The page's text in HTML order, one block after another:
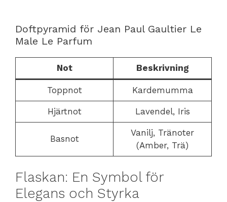
Doftpyramid för Jean Paul Gaultier Le
Male Le Parfum
Not Beskrivning
Toppnot Kardemumma
Hjärtnot Lavendel, Iris
Basnot
Vanilj, Tränoter
(Amber, Trä)
Flaskan: En Symbol för
Elegans och Styrka